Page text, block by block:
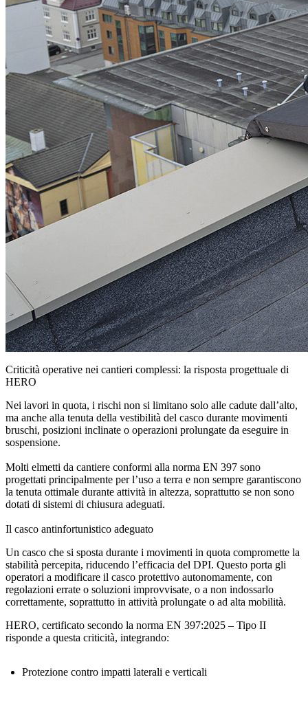
Criticità operative nei cantieri complessi: la risposta progettuale di
HERO
Nei lavori in quota, i rischi non si limitano solo alle cadute dall’alto,
ma anche alla tenuta della vestibilità del casco durante movimenti
bruschi, posizioni inclinate o operazioni prolungate da eseguire in
sospensione.
Molti elmetti da cantiere conformi alla norma EN 397 sono
progettati principalmente per l’uso a terra e non sempre garantiscono
la tenuta ottimale durante attività in altezza, soprattutto se non sono
dotati di sistemi di chiusura adeguati.
Il casco antinfortunistico adeguato
Un casco che si sposta durante i movimenti in quota compromette la
stabilità percepita, riducendo l’efficacia del DPI. Questo porta gli
operatori a modificare il casco protettivo autonomamente, con
regolazioni errate o soluzioni improvvisate, o a non indossarlo
correttamente, soprattutto in attività prolungate o ad alta mobilità.
HERO, certificato secondo la norma EN 397:2025 – Tipo II
risponde a questa criticità, integrando:
Protezione contro impatti laterali e verticali